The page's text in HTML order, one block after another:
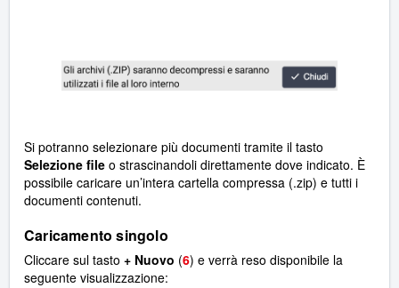
Si potranno selezionare più documenti tramite il tasto
Selezione file o strascinandoli direttamente dove indicato. È
possibile caricare un’intera cartella compressa (.zip) e tutti i
documenti contenuti.
Caricamento singolo
Cliccare sul tasto + Nuovo (6) e verrà reso disponibile la
seguente visualizzazione: